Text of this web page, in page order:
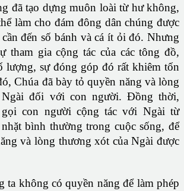
đã tạo dựng muôn loài từ hư không,
làm cho đám đông dân chúng được
đến số bánh và cá ít ỏi đó. Nhưng
tham gia cộng tác của các tông đồ,
lượng, sự đóng góp đó rất khiêm tốn
Chúa đã bày tỏ quyền năng và lòng
đối với con người. Đồng thời,
con người cộng tác với Ngài từ
bình thường trong cuộc sống, để
và lòng thương xót của Ngài được
ta không có quyền năng để làm phép